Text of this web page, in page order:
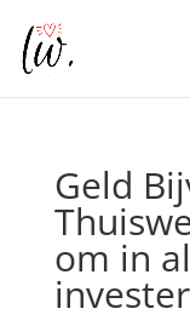
Geld
om in